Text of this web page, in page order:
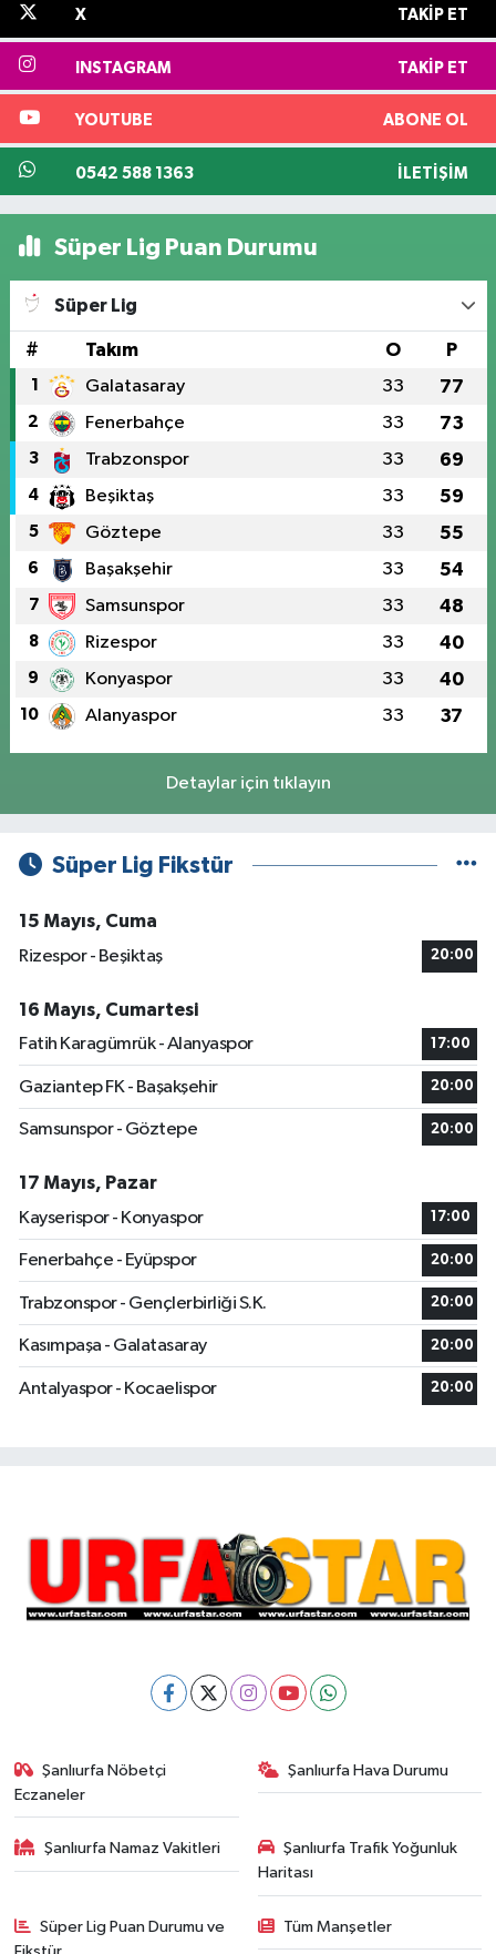
X TAKIP ET
INSTAGRAM TAKIP ET
YOUTUBE ABONE OL
0542 588 1363 İLETIŞIM
Süper Lig Puan Durumu
Süper Lig
# Takım O P
1 Galatasaray 33 77
2 Fenerbahçe 33 73
3 Trabzonspor 33 69
4 Beşiktaş 33 59
5 Göztepe 33 55
6 Başakşehir 33 54
7 Samsunspor 33 48
8 Rizespor 33 40
9 Konyaspor 33 40
10 Alanyaspor 33 37
Detaylar için tıklayın
Süper Lig Fikstür
15 Mayıs, Cuma
Rizespor - Beşiktaş
20:00
16 Mayıs, Cumartesi
Fatih Karagümrük - Alanyaspor
17:00
Gaziantep FK - Başakşehir 20:00
Samsunspor - Göztepe 20:00
17 Mayıs, Pazar
Kayserispor - Konyaspor
17:00
Fenerbahçe - Eyüpspor 20:00
Trabzonspor - Gençlerbirliği S.K. 20:00
Kasımpaşa - Galatasaray 20:00
Antalyaspor - Kocaelispor 20:00
Şanlıurfa Nöbetçi
Eczaneler
Şanlıurfa Hava Durumu
Şanlıurfa Namaz Vakitleri
Şanlıurfa Trafik Yoğunluk
Haritası
Süper Lig Puan Durumu ve
Tüm Manşetler